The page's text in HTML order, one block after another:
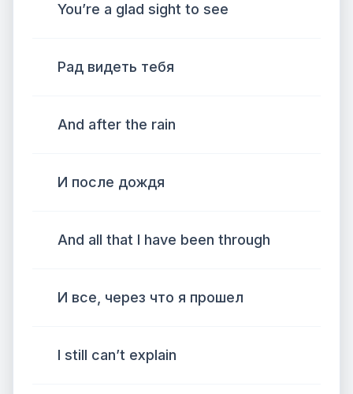
You’re a glad sight to see
Рад видеть тебя
And after the rain
И после дождя
And all that I have been through
И все, через что я прошел
I still can’t explain